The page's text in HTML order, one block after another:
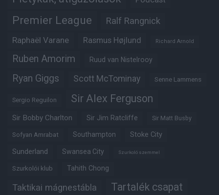
Premier League Ralf Rangnick
Raphaël Varane Rasmus Højlund Richard Arnold
Ruben Amorim Ruud van Nistelrooy
Ryan Giggs Scott McTominay Senne Lammens
Sergio Reguilon Sir Alex Ferguson
Sir Bobby Charlton Sir Jim Ratcliffe Sir Matt Busby
Sofyan Amrabat Southampton Stoke City
Sunderland Swansea City Szurkoló szemmel
Szurkolói klub Tahith Chong
Taktikai mágnestábla Tartalék csapat